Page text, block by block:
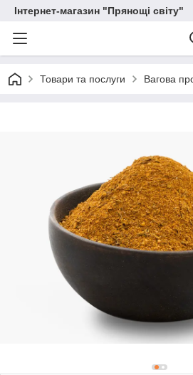
Інтернет-магазин "Прянощі світу"
Товари та послуги Вагова